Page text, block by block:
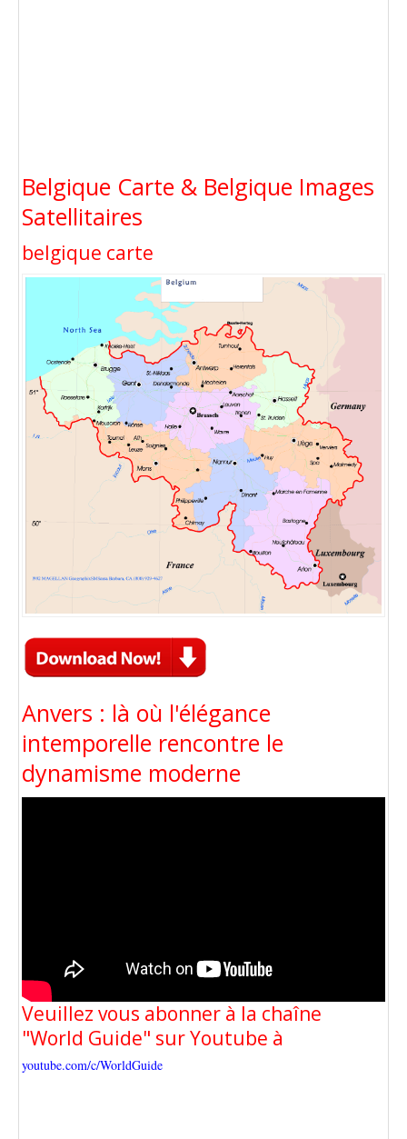
Belgique Carte & Belgique Images
Satellitaires
belgique carte
Anvers : là où l'élégance
intemporelle rencontre le
dynamisme moderne
Veuillez vous abonner à la chaîne
"World Guide" sur Youtube à
youtube.com/c/WorldGuide